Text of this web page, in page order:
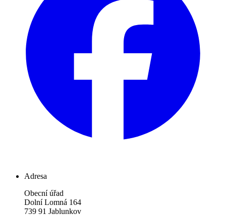
Adresa
Obecní úřad
Dolní Lomná 164
739 91 Jablunkov